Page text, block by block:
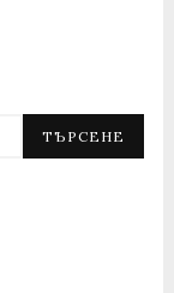
ТЪРСЕНЕ